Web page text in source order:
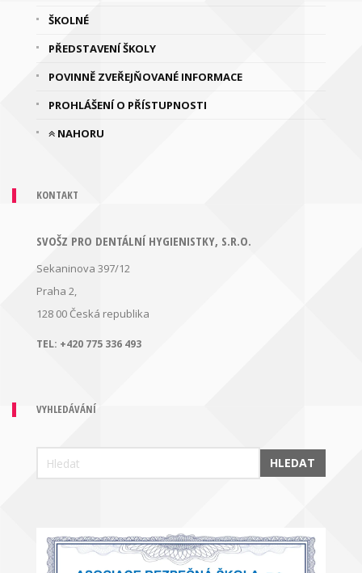
ŠKOLNÉ
PŘEDSTAVENÍ ŠKOLY
POVINNĚ ZVEŘEJŇOVANÉ INFORMACE
PROHLÁŠENÍ O PŘÍSTUPNOSTI
NAHORU
KONTAKT
SVOŠZ PRO DENTÁLNÍ HYGIENISTKY, S.R.O.
Sekaninova 397/12
Praha 2,
128 00 Česká republika
TEL: +420 775 336 493
VYHLEDÁVÁNÍ
HLEDAT